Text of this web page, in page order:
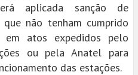
aplicada sanção de
não tenham cumprido
em atos expedidos pelo
ou pela Anatel para
das estações.